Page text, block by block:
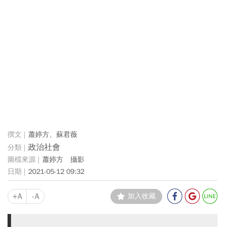
蕭婷方、蘇君薇
政治社會
蕭婷方 攝影
2021-05-12 09:32
+A -A 加入收藏